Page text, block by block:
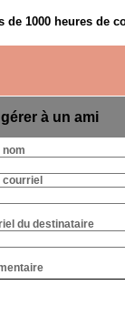
de 1000 heures de
à un ami
nom
courriel
du destinataire